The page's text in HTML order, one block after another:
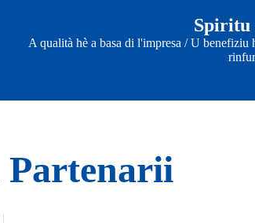
Spiritu
A qualità hè a basa di l'impresa / U
Partenarii